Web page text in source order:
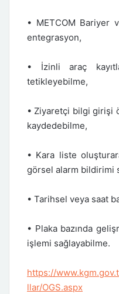
• METCOM Bariyer
entegrasyon,
• İzinli araç
tetikleyebilme,
• Ziyaretçi bilgi girişi
kaydedebilme,
• Kara liste
görsel alarm bildirimi
• Tarihsel veya saat
• Plaka bazında
işlemi sağlayabilme.
https://
llar/OGS.aspx